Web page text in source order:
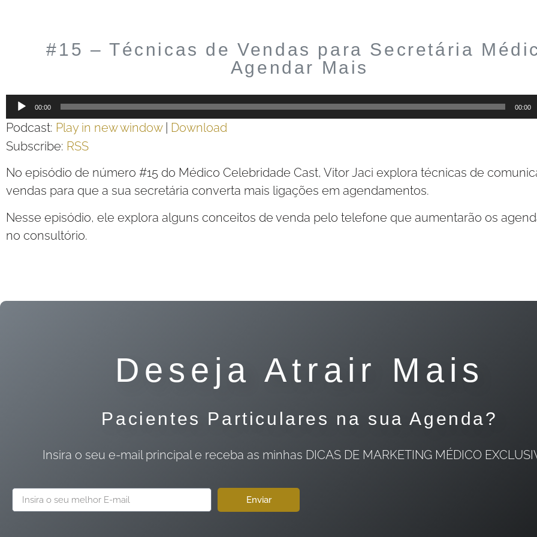
#15 – Técnicas de Vendas para Secretária
Agendar Mais
Tocador
de
áudio
00:00 00:00
Podcast: Play in new window| Download
Subscribe: RSS
No episódio de número #15 do Médico Celebridade Cast, Vitor Jaci explora técnicas de
vendas para que a sua secretária converta mais ligações em agendamentos.
Nesse episódio, ele explora alguns conceitos de venda pelo telefone que aumentarão os
no consultório.
Deseja Atrair Mais
Pacientes Particulares na sua Agenda?
Insira o seu e-mail principal e receba as minhas DICAS DE MARKETING MÉDICO
Enviar